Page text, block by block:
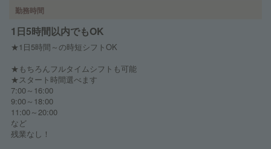
勤務時間
1日5時間以内でもOK
★1日5時間～の時短シフトOK
★もちろんフルタイムシフトも可能
★スタート時間選べます
7:00～16:00
9:00～18:00
11:00～20:00
など
残業なし！